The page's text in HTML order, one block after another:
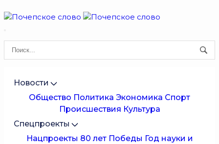
Новости
Общество Политика Экономика Спорт
Происшествия Культура
Спецпроекты
Нацпроекты 80 лет Победы Год науки и